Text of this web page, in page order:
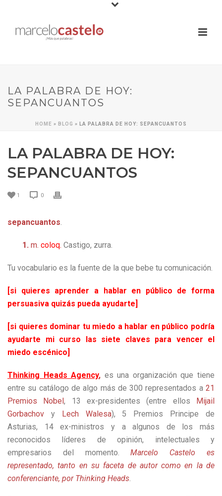
LA PALABRA DE HOY:
SEPANCUANTOS
HOME » BLOG » LA PALABRA DE HOY: SEPANCUANTOS
LA PALABRA DE HOY:
SEPANCUANTOS
1 0
sepancuantos.
1. m. coloq. Castigo, zurra.
Tu vocabulario es la fuente de la que bebe tu comunicación.
[si quieres aprender a hablar en público de forma
persuasiva quizás pueda ayudarte]
[si quieres dominar tu miedo a hablar en público podría
ayudarte mi curso las siete claves para vencer el
miedo escénico]
Thinking Heads Agency, es una organización que tiene
entre su catálogo de algo más de 300 representados a 21
Premios Nobel, 13 ex-presidentes (entre ellos Mijail
Gorbachov
y Lech Walesa), 5 Premios Principe de
Asturias, 14 ex-ministros y a algunos de los más
reconocidos líderes de opinión, intelectuales y
empresarios del momento.Marcelo Castelo es
representado, tanto en su faceta de autor como en la de
conferenciante, por Thinking Heads.